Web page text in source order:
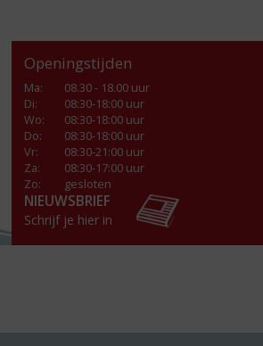
Openingstijden
Ma:
08.30 - 18.00 uur
Di:
08:30-18:00 uur
Wo:
08:30-18:00 uur
Do:
08:30-18:00 uur
Vr:
08:30-21:00 uur
Za:
08:30-17:00 uur
Zo:
gesloten
NIEUWSBRIEF
Schrijf je hier in